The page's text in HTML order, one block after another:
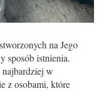
na Jego
sposób istnienia.
w
z osobami, które